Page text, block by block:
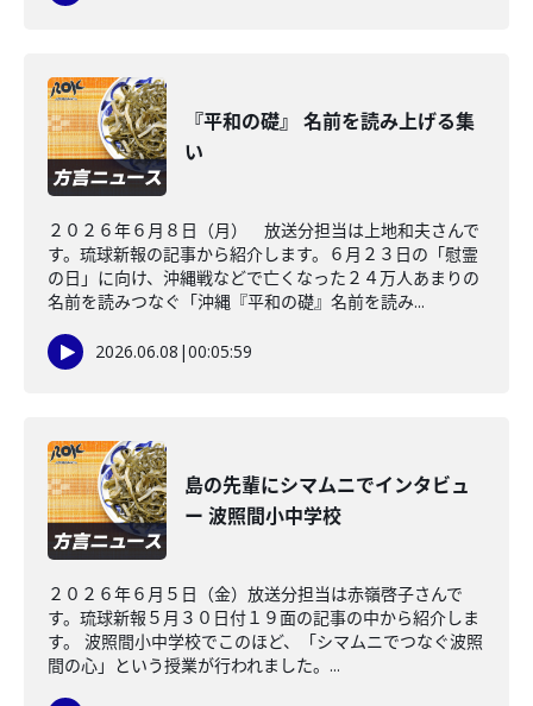
『平和の礎』 名前を読み上げる集
い
２０２６年６月８日（月） 放送分担当は上地和夫さんで
す。琉球新報の記事から紹介します。６月２３日の「慰霊
の日」に向け、沖縄戦などで亡くなった２４万人あまりの
名前を読みつなぐ「沖縄『平和の礎』名前を読み...
2026.06.08 |00:05:59
島の先輩にシマムニでインタビュ
ー 波照間小中学校
２０２６年６月５日（金）放送分担当は赤嶺啓子さんで
す。琉球新報５月３０日付１９面の記事の中から紹介しま
す。 波照間小中学校でこのほど、「シマムニでつなぐ波照
間の心」という授業が行われました。...